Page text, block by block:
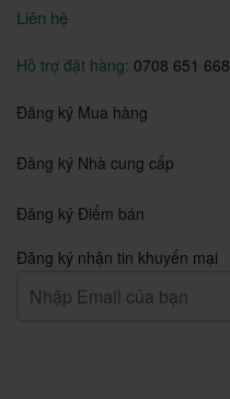
Liên hệ
Hỗ trợ đặt hàng: 0708 651 668
Đăng ký Mua hàng
Đăng ký Nhà cung cấp
Đăng ký Điểm bán
Đăng ký nhận tin khuyến mại